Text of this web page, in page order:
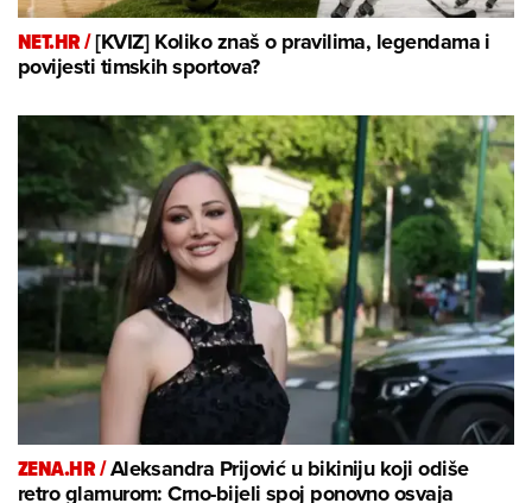
NET.HR /[KVIZ] Koliko znaš o pravilima, legendama i
povijesti timskih sportova?
ZENA.HR /Aleksandra Prijović u bikiniju koji odiše
retro glamurom: Crno-bijeli spoj ponovno osvaja